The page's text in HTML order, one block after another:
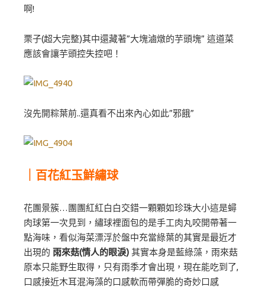
啊!
栗子(超大完整)其中還藏著”大塊滷燉的芋頭塊” 這道菜
應該會讓芋頭控失控吧！
沒先開粽葉前..還真看不出來內心如此”邪餓”
｜百花紅玉鮮繡球
花團景簇…團團紅紅白白交錯一顆顆如珍珠大小這是蟳
肉球第一次見到，繡球裡面包的是手工肉丸咬開帶著一
點海味，看似海菜漂浮於盤中充當綠葉的其實是最近才
出現的 雨來菇(情人的眼淚) 其實本身是藍綠藻，雨來菇
原本只能野生取得，只有雨季才會出現，現在能吃到了,
口感接近木耳混海藻的口感軟而帶彈脆的奇妙口感